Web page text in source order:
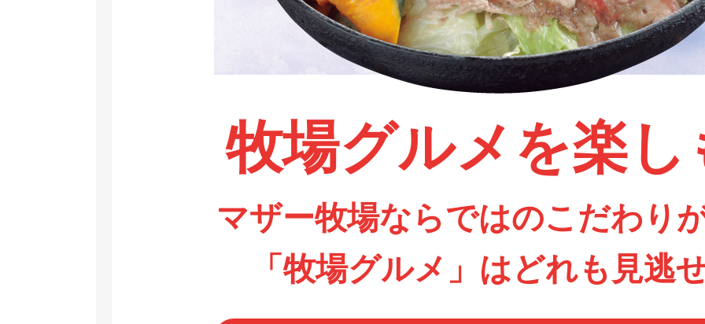
牧場グルメを楽し
マザー牧場ならではのこだわり
「牧場グルメ」はどれも見逃